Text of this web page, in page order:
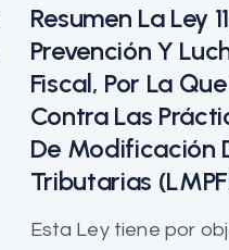
Resumen La Ley
Prevención Y
Fiscal, Por La
Contra Las
De Modificación
Tributarias
Esta Ley tiene por